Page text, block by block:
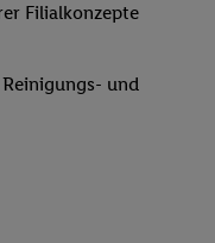
Filialkonzepte
und